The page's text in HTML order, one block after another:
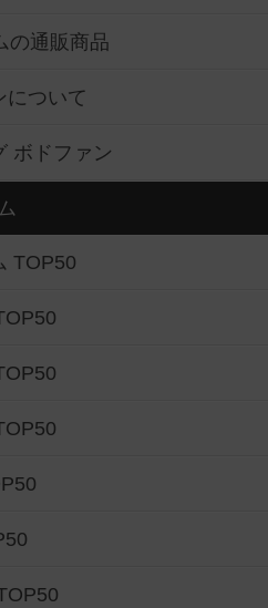
の通販商品
について
ボドファン
TOP50